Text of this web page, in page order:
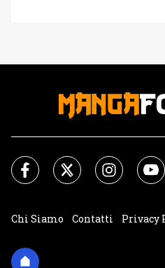
Chi Siamo Contatti Privacy